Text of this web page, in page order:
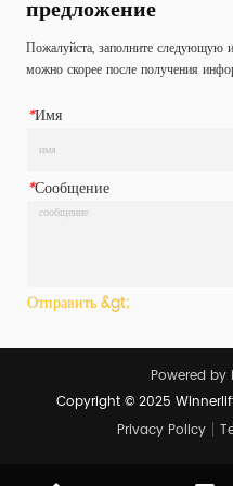
/ сталь / резина / алюминий
Предел рабочей нагруз...
предложение
Пожалуйста, заполните
можно скорее после получения
*Имя
*Сообщение
Отправить &gt;
Powered
Copyright © 2025
Privacy Policy